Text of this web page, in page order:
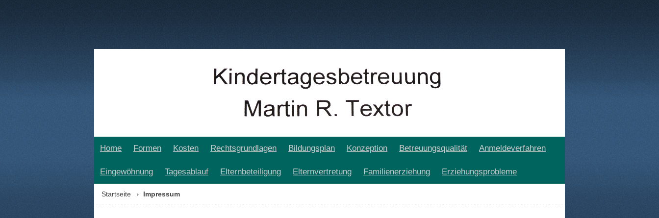
Home Formen Kosten Rechtsgrundlagen Bildungsplan Konzeption Betreuungsqualität Anmeldeverfahren
Eingewöhnung Tagesablauf Elternbeteiligung Elternvertretung Familienerziehung Erziehungsprobleme
Startseite Impressum